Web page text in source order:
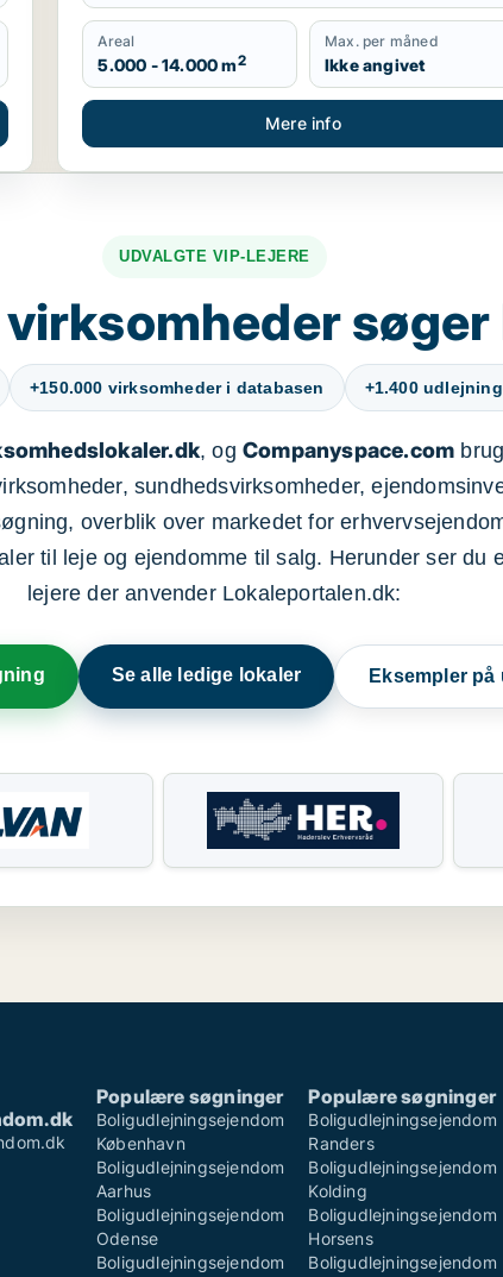
Areal
5.000 - 14.000 m2
Max. per måned
Ikke angivet
Mere info
UDVALGTE VIP-LEJERE
+150.000 virksomheder i databasen +1.400
, og Companyspace.com
sundhedsvirksomheder,
overblik over markedet for
til leje og ejendomme til salg. Herunder ser du
lejere der anvender Lokaleportalen.dk:
Se alle ledige lokaler Eksempler
Populære søgninger
Boligudlejningsejendom
København
Boligudlejningsejendom
Aarhus
Boligudlejningsejendom
Odense
Boligudlejningsejendom
Populære søgninger
Boligudlejningsejendom
Randers
Boligudlejningsejendom
Kolding
Boligudlejningsejendom
Horsens
Boligudlejningsejendom